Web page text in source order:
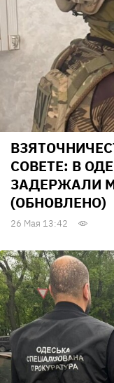
СОВЕТЕ: В
ЗАДЕРЖАЛИ
(ОБНОВЛЕНО)
26 Мая 13:42